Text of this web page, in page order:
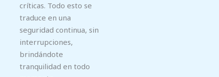
críticas. Todo esto se
traduce en una
seguridad continua, sin
interrupciones,
brindándote
tranquilidad en todo